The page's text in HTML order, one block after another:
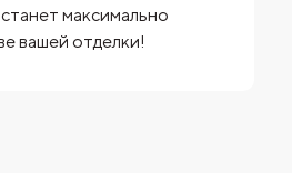
максимально
вашей отделки!